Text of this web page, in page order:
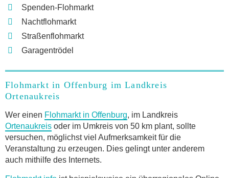
Spenden-Flohmarkt
Nachtflohmarkt
Straßenflohmarkt
Garagentrödel
Flohmarkt in Offenburg im Landkreis
Ortenaukreis
Wer einen Flohmarkt in Offenburg, im Landkreis
Ortenaukreis oder im Umkreis von 50 km plant, sollte
versuchen, möglichst viel Aufmerksamkeit für die
Veranstaltung zu erzeugen. Dies gelingt unter anderem
auch mithilfe des Internets.